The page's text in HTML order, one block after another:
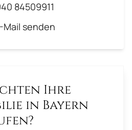
84509911
Mail senden
Ihre
in Bayern